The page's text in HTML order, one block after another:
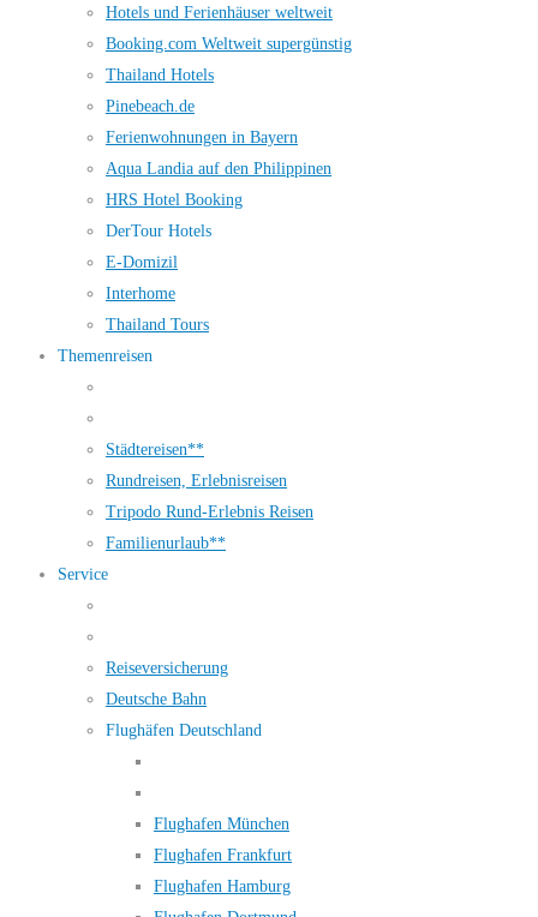
Hotels und Ferienhäuser weltweit
Booking.com Weltweit supergünstig
Thailand Hotels
Pinebeach.de
Ferienwohnungen in Bayern
Aqua Landia auf den Philippinen
HRS Hotel Booking
DerTour Hotels
E-Domizil
Interhome
Thailand Tours
Themenreisen
Städtereisen**
Rundreisen, Erlebnisreisen
Tripodo Rund-Erlebnis Reisen
Familienurlaub**
Service
Reiseversicherung
Deutsche Bahn
Flughäfen Deutschland
Flughafen München
Flughafen Frankfurt
Flughafen Hamburg